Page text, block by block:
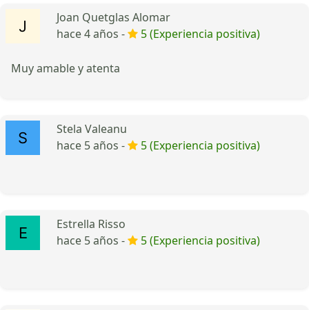
Joan Quetglas Alomar
hace 4 años -
5 (Experiencia positiva)
Muy amable y atenta
Stela Valeanu
hace 5 años -
5 (Experiencia positiva)
Estrella Risso
hace 5 años -
5 (Experiencia positiva)